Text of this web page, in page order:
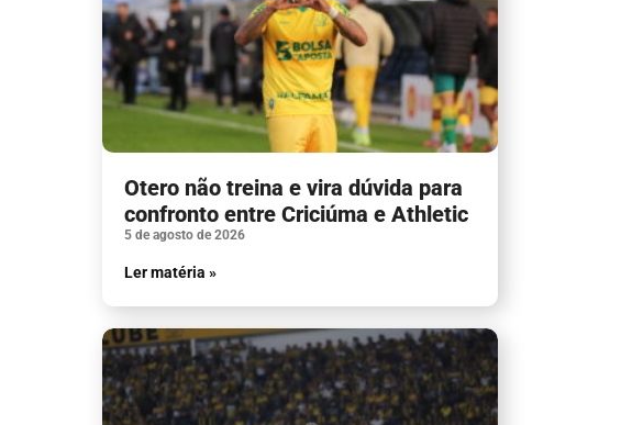
Otero não treina e vira dúvida para
confronto entre Criciúma e Athletic
5 de agosto de 2026
Ler matéria »